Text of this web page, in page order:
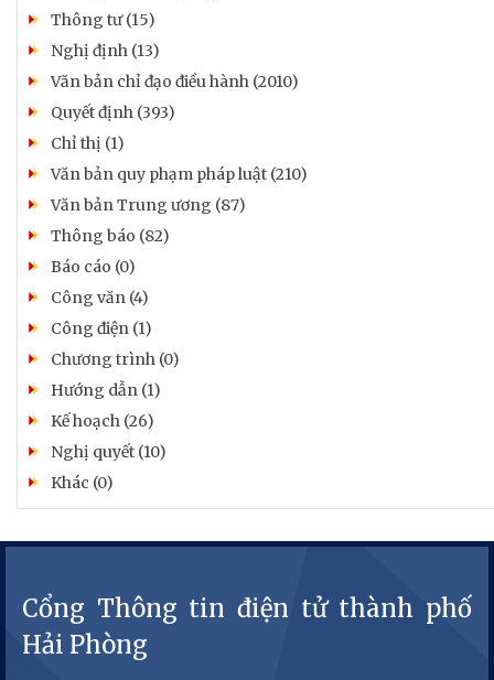
Thông tư (15)
Nghị định (13)
Văn bản chỉ đạo điều hành (2010)
Quyết định (393)
Chỉ thị (1)
Văn bản quy phạm pháp luật (210)
Văn bản Trung ương (87)
Thông báo (82)
Báo cáo (0)
Công văn (4)
Công điện (1)
Chương trình (0)
Hướng dẫn (1)
Kế hoạch (26)
Nghị quyết (10)
Khác (0)
Cổng Thông tin điện tử thành phố
Hải Phòng